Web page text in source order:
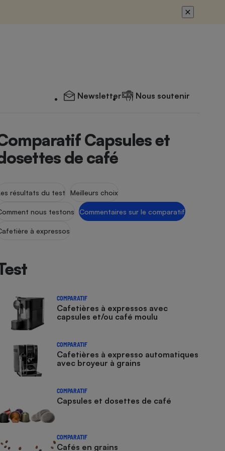
Newsletter Nous soutenir
Capsules et
de café
résultats du test Meilleurs choix
nous testons Commentaires sur le comparatif
à expressos
COMPARATIF
Cafetières à expressos avec
capsules et/ou café moulu
COMPARATIF
Cafetières à expresso automatiques
avec broyeur à grains
COMPARATIF
Capsules et dosettes de café
COMPARATIF
Cafés en grains